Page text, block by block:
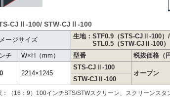
CJⅡ-100/ STW-CJⅡ-100
ージサイズ
生地：STF0.9（STS-CJⅡ-100）/
STL0.5（STW-CJⅡ-100）
チ
W×H（mm） 型番 税抜価格（円
2214×1245
STS-CJⅡ-100
オープン
STW-CJⅡ-100
：（16：9）100インチSTS/STWスクリーン、スクリーンスタ